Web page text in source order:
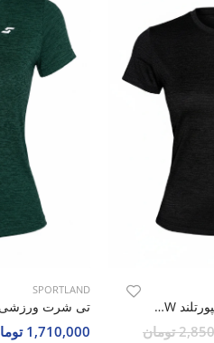
تی شرت ورزشی زنانه اسپورتلند SHIFT Lumin W
تومان
SPORTLAND
1,710,000 تومان